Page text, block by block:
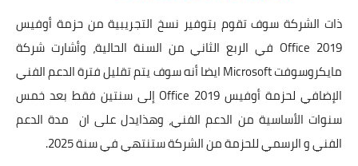
ذات الشركة سوف تقوم بتوفير نسخ التجريبية من حزمة أوفيس
Office 2019 في الربع الثاني من السنة الحالية، وأشارت شركة
مايكروسوفت Microsoft ايضا أنه سوف يتم تقليل فترة الدعم الفني
الإضافي لحزمة أوفيس Office 2019 إلى سنتين فقط بعد خمس
سنوات الأساسية من الدعم الفني، وهذايدل على ان مدة الدعم
الفني و الرسمي للحزمة من الشركة ستنتهي في سنة 2025.